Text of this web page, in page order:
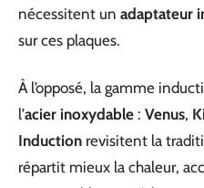
nécessitent un adaptateur
sur ces plaques.
À l’opposé, la gamme
l’acier inoxydable : Venus,
Induction revisitent la
répartit mieux la chaleur,